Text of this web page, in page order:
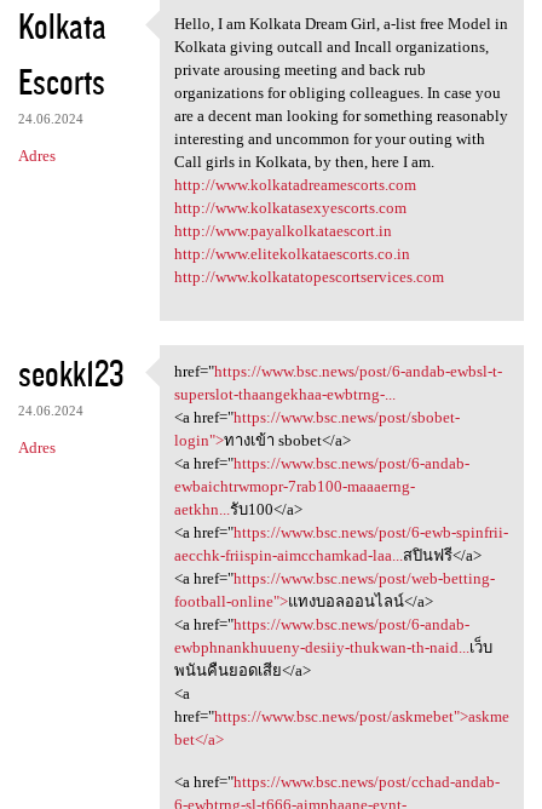
Kolkata
Escorts
24.06.2024
Adres
Hello, I am Kolkata Dream
Hello, I am Kolkata Dream Girl, a-list free Model in
Kolkata giving outcall and Incall organizations,
private arousing meeting and back rub
organizations for obliging colleagues. In case you
are a decent man looking for something reasonably
interesting and uncommon for your outing with
Call girls in Kolkata, by then, here I am.
http://www.kolkatadreamescorts.com
http://www.kolkatasexyescorts.com
http://www.payalkolkataescort.in
http://www.elitekolkataescorts.co.in
http://www.kolkatatopescortservices.com
seokk123
24.06.2024
Adres
href="https://www.bsc.news
href="https://www.bsc.news/post/6-andab-ewbsl-t-
superslot-thaangekhaa-ewbtrng-...
<a href="https://www.bsc.news/post/sbobet-
login">ทางเข้า sbobet</a>
<a href="https://www.bsc.news/post/6-andab-
ewbaichtrwmopr-7rab100-maaaerng-
aetkhn...รับ100</a>
<a href="https://www.bsc.news/post/6-ewb-spinfrii-
aecchk-friispin-aimcchamkad-laa...สปินฟรี</a>
<a href="https://www.bsc.news/post/web-betting-
football-online">แทงบอลออนไลน์</a>
<a href="https://www.bsc.news/post/6-andab-
ewbphnankhuueny-desiiy-thukwan-th-naid...เว็บ
พนันคืนยอดเสีย</a>
<a
href="https://www.bsc.news/post/askmebet">askme
bet</a>
<a href="https://www.bsc.news/post/cchad-andab-
6-ewbtrng-sl-t666-aimphaane-eynt-